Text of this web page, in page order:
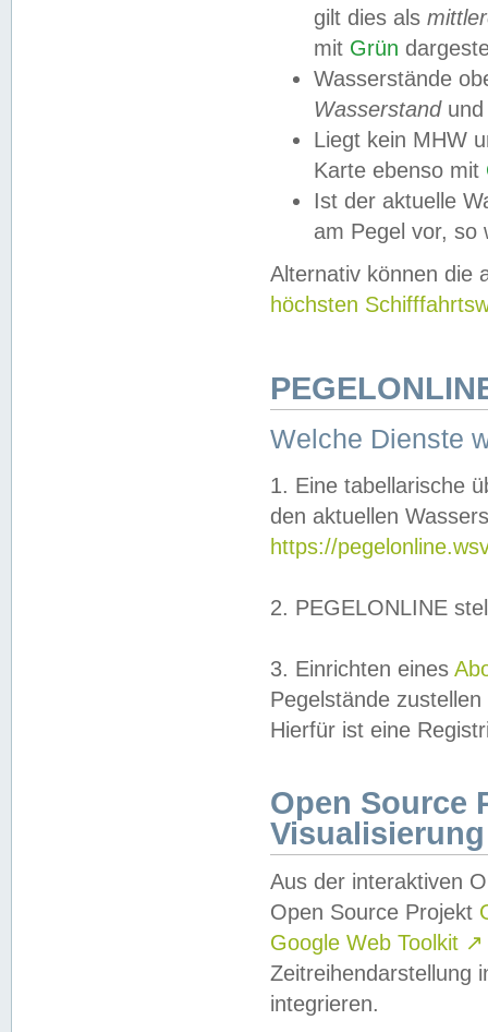
gilt dies als
mit Grün
Wasserstände
Wasserstandund
Liegt kein MHW
Karte ebenso mit
Ist der aktuelle
am Pegel vor,
Alternativ können die
höchsten
Welche Dienste
1. Eine tabellarische
den aktuellen
https://
2. PEGELONLINE
3. Einrichten eines
Pegelstände
Hierfür ist eine
Open Source
Visualisierung
Aus der interaktiven
Open Source Projekt
Google Web Toolkit ↗
Zeitreihendarstellung
integrieren.